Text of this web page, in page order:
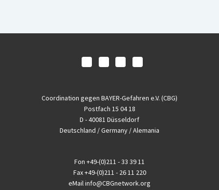
Coordination gegen BAYER-Gefahren e.V. (CBG)
Postfach 15 04 18
D - 40081 Düsseldorf
Deutschland / Germany / Alemania
Fon +49-(0)211 - 33 39 11
Fax+49-(0)211 - 26 11 220
eMailinfo@CBGnetwork.org